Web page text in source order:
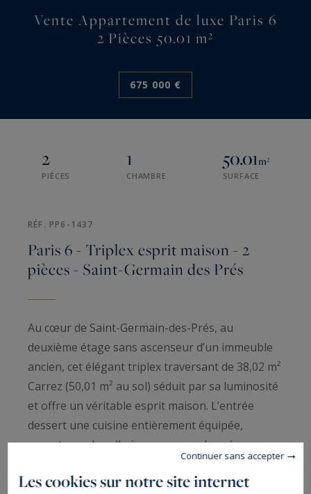
Vente Appartement de luxe Paris 6
2 Pièces 50.01 m²
675 000 €
2
PIÈCES
1
CHAMBRE
50.01m²
SURFACE
RÉF. PP6-1437
Paris 6 - Triplex esprit maison - 2
pièces - Saint-Germain des Prés
Au cœur de Saint-Germain-des-Prés, au
deuxième étage sans ascenseur d’un immeuble
ancien, cet élégant triplex traversant de 38,02 m²
Carrez (50,01 m² au sol) séduit par sa luminosité
et offre un véritable esprit maison. L’entrée
dessert une cuisine entièrement équipée,
ouverte sur la salle à manger, prolongée par un
agréable salon. Ce premier niveau comprend
également un WC invités. À l’étage, une chambre
Les cookies sur notre site internet
Continuer sans accepter